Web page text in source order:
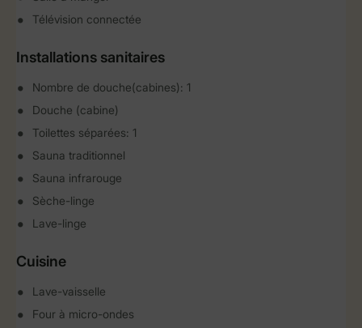
Télévision connectée
Installations sanitaires
Nombre de douche(cabines): 1
Douche (cabine)
Toilettes séparées: 1
Sauna traditionnel
Sauna infrarouge
Sèche-linge
Lave-linge
Cuisine
Lave-vaisselle
Four à micro-ondes